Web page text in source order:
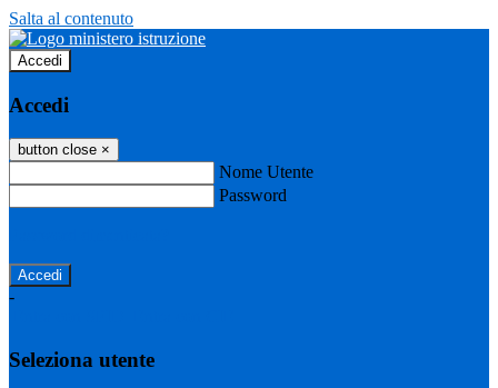
Salta al contenuto
Accedi
Accedi
button close ×
Nome Utente
Password
-
Seleziona utente